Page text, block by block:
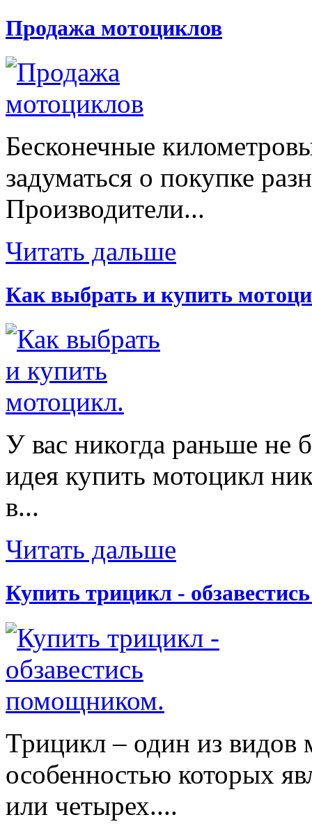
Продажа мотоциклов
Бесконечные
задуматься о покупке
Производители...
Читать дальше
Как выбрать и купить
У вас никогда раньше не
идея купить мотоцикл
в...
Читать дальше
Купить трицикл -
Трицикл – один из видов
особенностью которых
или четырех....